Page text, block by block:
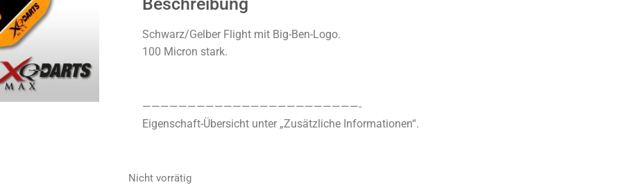
Schwarz/Gelber Flight mit Big-Ben-Logo.
100 Micron stark.
————————————————————————-
Eigenschaft-Übersicht unter „Zusätzliche Informationen“.
Nicht vorrätig